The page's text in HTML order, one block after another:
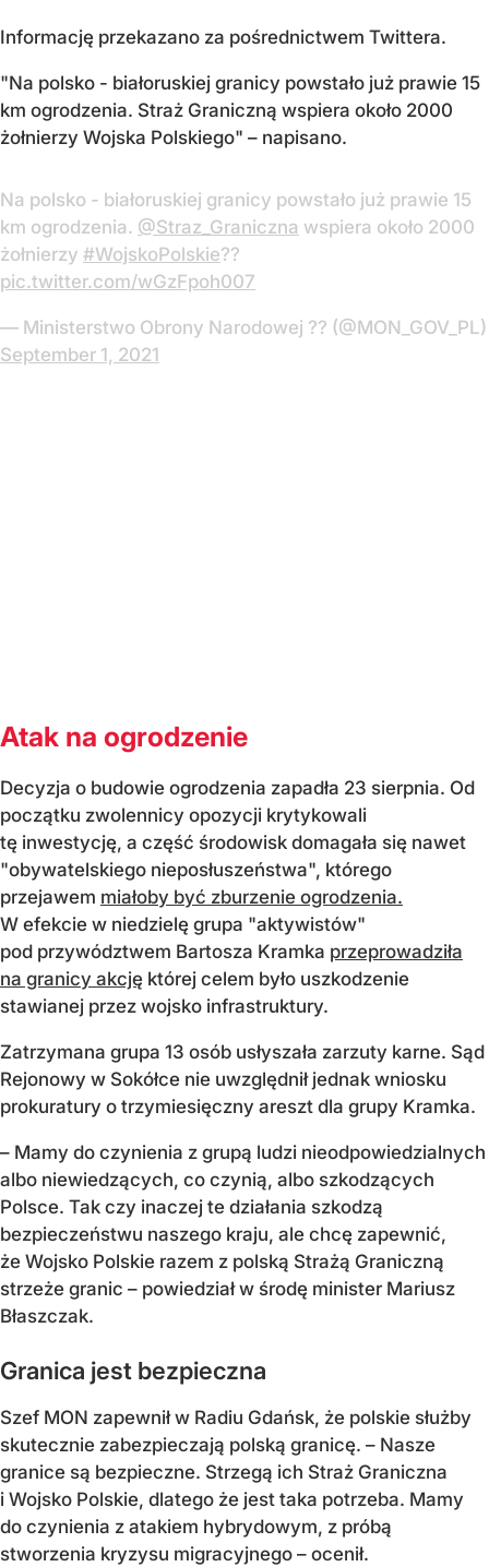
Informację przekazano za pośrednictwem Twittera.
"Na polsko - białoruskiej granicy powstało już prawie 15
km ogrodzenia. Straż Graniczną wspiera około 2000
żołnierzy Wojska Polskiego" – napisano.
Na polsko - białoruskiej granicy powstało już prawie 15
km ogrodzenia. @Straz_Graniczna wspiera około 2000
żołnierzy #WojskoPolskie??
pic.twitter.com/wGzFpoh007
— Ministerstwo Obrony Narodowej ?? (@MON_GOV_PL)
September 1, 2021
Atak na ogrodzenie
Decyzja o budowie ogrodzenia zapadła 23 sierpnia. Od
początku zwolennicy opozycji krytykowali
tę inwestycję, a część środowisk domagała się nawet
"obywatelskiego nieposłuszeństwa", którego
przejawem miałoby być zburzenie ogrodzenia.
W efekcie w niedzielę grupa "aktywistów"
pod przywództwem Bartosza Kramka przeprowadziła
na granicy akcję której celem było uszkodzenie
stawianej przez wojsko infrastruktury.
Zatrzymana grupa 13 osób usłyszała zarzuty karne. Sąd
Rejonowy w Sokółce nie uwzględnił jednak wniosku
prokuratury o trzymiesięczny areszt dla grupy Kramka.
– Mamy do czynienia z grupą ludzi nieodpowiedzialnych
albo niewiedzących, co czynią, albo szkodzących
Polsce. Tak czy inaczej te działania szkodzą
bezpieczeństwu naszego kraju, ale chcę zapewnić,
że Wojsko Polskie razem z polską Strażą Graniczną
strzeże granic – powiedział w środę minister Mariusz
Błaszczak.
Granica jest bezpieczna
Szef MON zapewnił w Radiu Gdańsk, że polskie służby
skutecznie zabezpieczają polską granicę. – Nasze
granice są bezpieczne. Strzegą ich Straż Graniczna
i Wojsko Polskie, dlatego że jest taka potrzeba. Mamy
do czynienia z atakiem hybrydowym, z próbą
stworzenia kryzysu migracyjnego – ocenił.